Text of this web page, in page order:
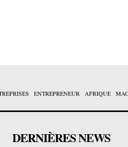
ENTREPRENEUR AFRIQUE
DERNIÈRES NEWS